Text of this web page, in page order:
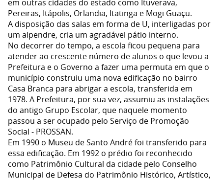
em outras cidades do estado como Ituverava,
Pereiras, Itápolis, Orlandia, Itatinga e Mogi Guaçu.
A disposição das salas em forma de U, interligadas por
um alpendre, cria um agradável pátio interno.
No decorrer do tempo, a escola ficou pequena para
atender ao crescente número de alunos o que levou a
Prefeitura e o Governo a fazer uma permuta em que o
município construiu uma nova edificação no bairro
Casa Branca para abrigar a escola, transferida em
1978. A Prefeitura, por sua vez, assumiu as instalações
do antigo Grupo Escolar, que naquele momento
passou a ser ocupado pelo Serviço de Promoção
Social - PROSSAN.
Em 1990 o Museu de Santo André foi transferido para
essa edificação. Em 1992 o prédio foi reconhecido
como Patrimônio Cultural da cidade pelo Conselho
Municipal de Defesa do Patrimônio Histórico, Artístico,